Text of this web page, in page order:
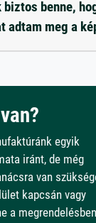
biztos benne,
adtam meg a
egyik
iránt, de még
van
kapcsán vagy
a